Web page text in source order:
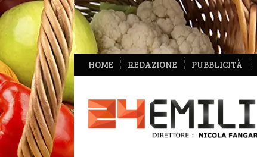
NAVIGAZIONE
SECONDARIA
HOME REDAZIONE PUBBLICITÀ